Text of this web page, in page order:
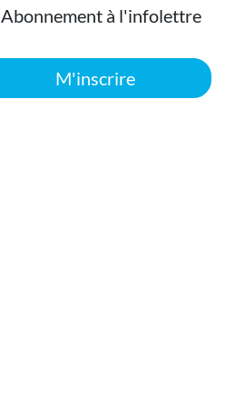
Abonnement à l'infolettre
M'inscrire